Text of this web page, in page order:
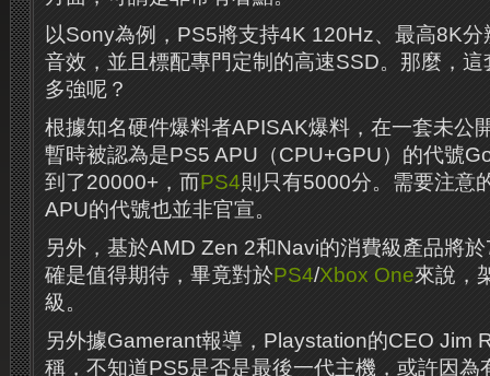
以Sony為例，PS5將支持4K 120Hz、最高8K
音效，並且標配專門定制的高速SSD。那麼，
多強呢？
根據知名硬件爆料者APISAK爆料，在一套未公
暫時被認為是PS5 APU（CPU+GPU）的代號
到了20000+，而PS4則只有5000分。需要注意
APU的代號也並非官宣。
另外，基於AMD Zen 2和Navi的消費級產品將
確是值得期待，畢竟對於PS4/Xbox One來說，
級。
另外據Gamerant報導，Playstation的CEO Jim
稱，不知道PS5是否是最後一代主機，或許因